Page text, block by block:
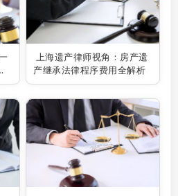
上海遗产律师视角：房产遗
产继承法律程序费用全解析